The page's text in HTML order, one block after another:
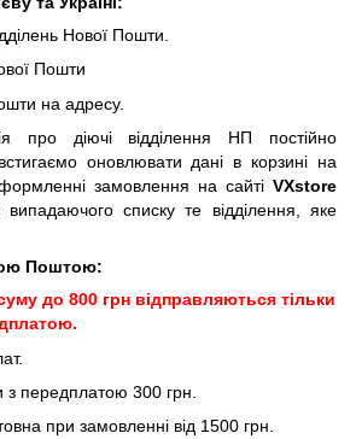
Нової Пошти.
Пошти
на адресу.
про діючі відділення НП постійно
оновлювати дані в корзині на
замовлення на сайті VXstore
списку те відділення, яке
Поштою:
до 800 грн відправляються тільки
з передплатою 300 грн.
при замовленні від 1500 грн.